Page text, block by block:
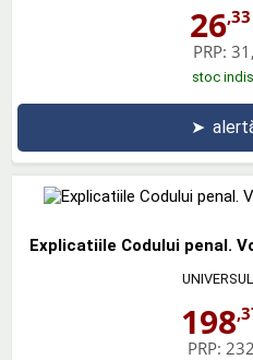
26,33
PRP:
stoc
➤
Explicatiile Codului penal.
198
PRP: